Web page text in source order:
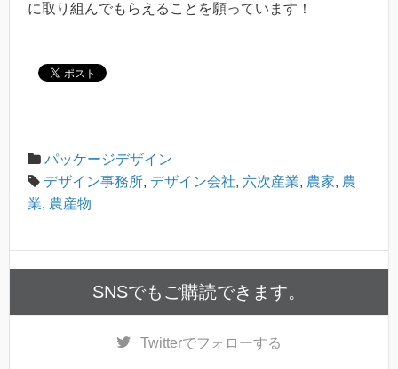
に取り組んでもらえることを願っています！
パッケージデザイン
デザイン事務所, デザイン会社, 六次産業, 農家, 農
業, 農産物
SNSでもご購読できます。
Twitterでフォローする